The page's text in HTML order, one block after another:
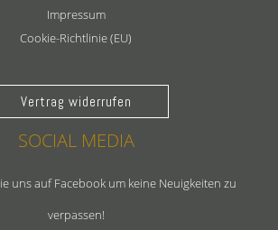
Impressum
Cookie-Richtlinie (EU)
Vertrag widerrufen
SOCIAL MEDIA
uns auf Facebook um keine Neuigkeiten zu
verpassen!